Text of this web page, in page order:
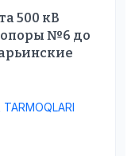
500 кВ
опоры №6 до